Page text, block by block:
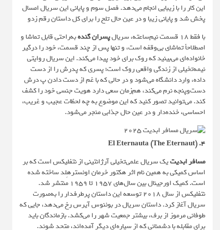
این کار را با زیبایی انجام می‌دهد. فصل سوم و پایانی این سریال امسال
پخش شد و پایانی زیبا و در عین حال تلخ را برای کل داستان رقم زدو
با فقط ۱۸ قسمت نیم‌ساعته، سریال
پسران گندهبه‌راحتی قابل تماشا و
اصطلاحاً تماشای بی‌وقفه است، و تنها پس از چند قسمت، خود را درگیر
خانواده‌ای می‌بینید که روک برای خود پیدا می‌کند. این سریال روایتی
نیمه‌تخیلی از زندگی واقعی روک است؛ پسری که پدرش را از دست
داده، وارد دانشگاه می‌شود و در حالی که با غم از دست دادن پ درش
دست‌و‌پنجه نرم می‌کند، هم‌زمان سعی دارد هویت جنسی خود را کشف
کند. می‌توانید تصور کنید که این موضوع به چه لحظات عجیب و غریب،
احساسی، خنده‌دار و در عین حال جذابی منجر می‌شود.
۴. El Eternauta (The Eternaut)
مسافر ابدیتیک سریال علمی‌تخیلی آرژانتینی از نتفلیکس است که بر
اساس کمیکی به همین نام اثر هکتور خرمان اوئسترهِلد ساخته شده
است. کمیک اورجینال بین سال‌های ۱۹۵۷ تا ۱۹۵۹ منتشر شد.
نتفلیکس از سال ۲۰۱۸ توسعه این داستان پرطرفدار را به‌صورت
سریال آغاز کرد. داستان سریال در بوئنوس آیرس رخ می‌دهد، جایی که
طوفانی مرموز از برف، بیشتر جمعیت شهر را می‌کشد. بازماندگان باید
برای مقابله با دشمنانی که از سیاره‌ای دیگر آمده‌اند، متحد شوند.